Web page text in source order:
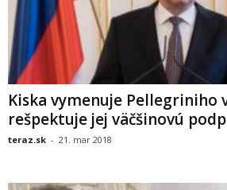
Kiska vymenuje Pellegriniho
rešpektuje jej väčšinovú
teraz.sk - 21. mar 2018